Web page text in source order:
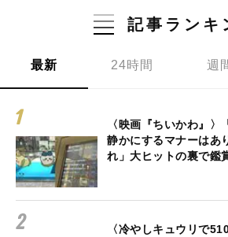
記事ランキ
最新 24時間 週
〈映画『ちいかわ』
静かにするマナーはあ
れ」大ヒットの裏で鑑
〈冷やしキュウリで